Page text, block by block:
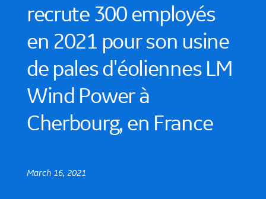
recrute 300 employés
en 2021 pour son usine
de pales d'éoliennes LM
Wind Power à
Cherbourg, en France
March 16, 2021